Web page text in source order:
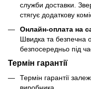
служби доставки.
стягує додаткову
Онлайн-оплата на
Швидка та безпечна
безпосередньо під
Термін гарантії
Термін гарантії
виробника.